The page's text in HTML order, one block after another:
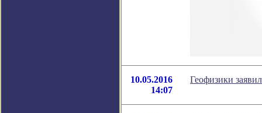
10.05.2016
14:07
Геофизики